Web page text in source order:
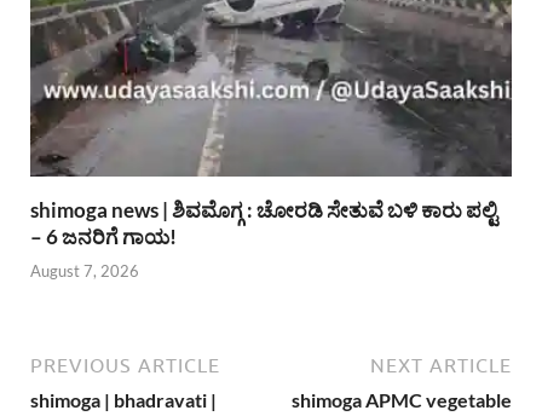
shimoga news | ಶಿವಮೊಗ್ಗ : ಚೋರಡಿ ಸೇತುವೆ ಬಳಿ ಕಾರು ಪಲ್ಟಿ
– 6 ಜನರಿಗೆ ಗಾಯ!
August 7, 2026
PREVIOUS ARTICLE
shimoga | bhadravati |
NEXT ARTICLE
shimoga APMC vegetable